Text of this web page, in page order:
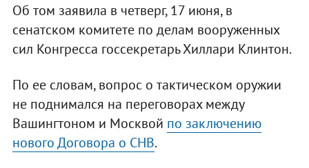
Об том заявила в четверг, 17 июня, в
сенатском комитете по делам вооруженных
сил Конгресса госсекретарь Хиллари Клинтон.
По ее словам, вопрос о тактическом оружии
не поднимался на переговорах между
Вашингтоном и Москвой по заключению
нового Договора о СНВ.